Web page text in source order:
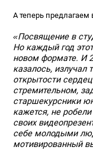
А теперь
«Посвящение в
Но каждый год
новом формате. И
казалось, излучал
открытости
стремительном,
старшекурсники
кажется, не
своих
себе молодыми
мотивированный